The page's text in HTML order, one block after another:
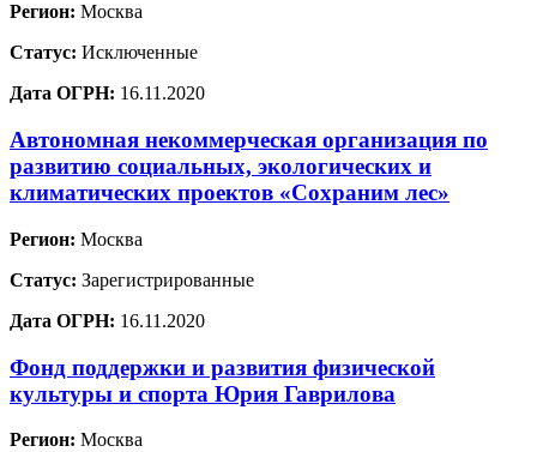
Регион: Москва
Статус: Исключенные
Дата ОГРН: 16.11.2020
Автономная некоммерческая организация по
развитию социальных, экологических и
климатических проектов «Сохраним лес»
Регион: Москва
Статус: Зарегистрированные
Дата ОГРН: 16.11.2020
Фонд поддержки и развития физической
культуры и спорта Юрия Гаврилова
Регион: Москва